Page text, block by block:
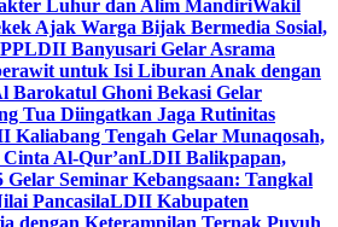
Luhur dan Alim MandiriWakil
Ajak Warga Bijak Bermedia Sosial,
LDII Banyusari Gelar Asrama
untuk Isi Liburan Anak dengan
Barokatul Ghoni Bekasi Gelar
Tua Diingatkan Jaga Rutinitas
Kaliabang Tengah Gelar Munaqosah,
Al-Qur’anLDII Balikpapan,
Seminar Kebangsaan: Tangkal
PancasilaLDII Kabupaten